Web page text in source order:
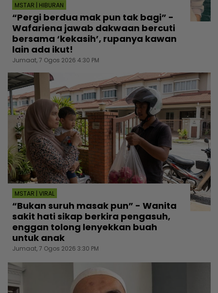
MSTAR | HIBURAN
“Pergi berdua mak pun tak bagi” -
Wafariena jawab dakwaan bercuti
bersama ‘kekasih’, rupanya kawan
lain ada ikut!
Jumaat, 7 Ogos 2026 4:30 PM
MSTAR | VIRAL
“Bukan suruh masak pun” - Wanita
sakit hati sikap berkira pengasuh,
enggan tolong lenyekkan buah
untuk anak
Jumaat, 7 Ogos 2026 3:30 PM